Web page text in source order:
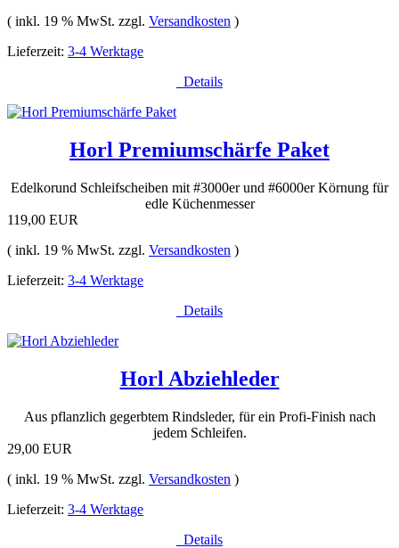
( inkl. 19 % MwSt. zzgl. Versandkosten )
Lieferzeit: 3-4 Werktage
Details
Horl Premiumschärfe Paket
Edelkorund Schleifscheiben mit #3000er und #6000er Körnung für
edle Küchenmesser
119,00 EUR
( inkl. 19 % MwSt. zzgl. Versandkosten )
Lieferzeit: 3-4 Werktage
Details
Horl Abziehleder
Aus pflanzlich gegerbtem Rindsleder, für ein Profi-Finish nach
jedem Schleifen.
29,00 EUR
( inkl. 19 % MwSt. zzgl. Versandkosten )
Lieferzeit: 3-4 Werktage
Details